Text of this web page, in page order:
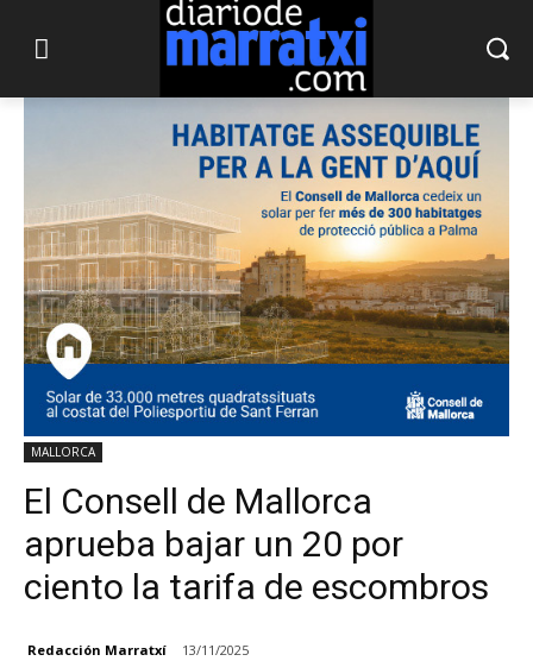
MALLORCA
El Consell de Mallorca
aprueba bajar un 20 por
ciento la tarifa de escombros
Redacción Marratxí 13/11/2025